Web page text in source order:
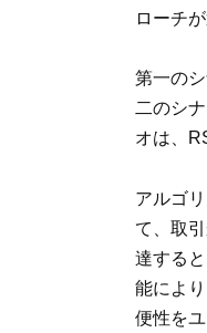
ローチ
第一の
二のシ
オは、
アルゴ
て、取
達する
能によ
便性を